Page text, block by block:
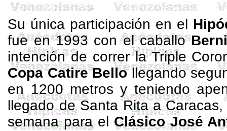
Su única participación en el
fue en 1993 con el caballo
intención de correr la Triple
Copa Catire Bellollegando
en 1200 metros y teniendo
llegado de Santa Rita a
semana para elClásico José